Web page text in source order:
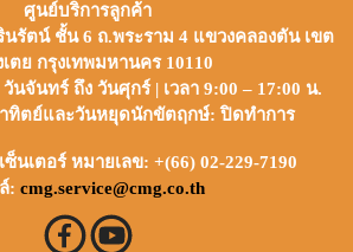
ศูนย์บริการลูกค้า
นรัตน์ ชั้น 6 ถ.พระราม 4 แขวงคลองตัน เขต
ตย กรุงเทพมหานคร 10110
นจันทร์ ถึง วันศุกร์ | เวลา 9:00 – 17:00 น.
าทิตย์และวันหยุดนักขัตฤกษ์: ปิดทำการ
นเตอร์ หมายเลข: +(66) 02-229-7190
: cmg.service@cmg.co.th